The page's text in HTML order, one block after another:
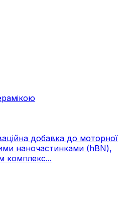
добавка до моторної
наночастинками (hBN),
комплекс...